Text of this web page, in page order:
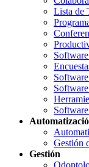
Lista de
Gestión
Gestión